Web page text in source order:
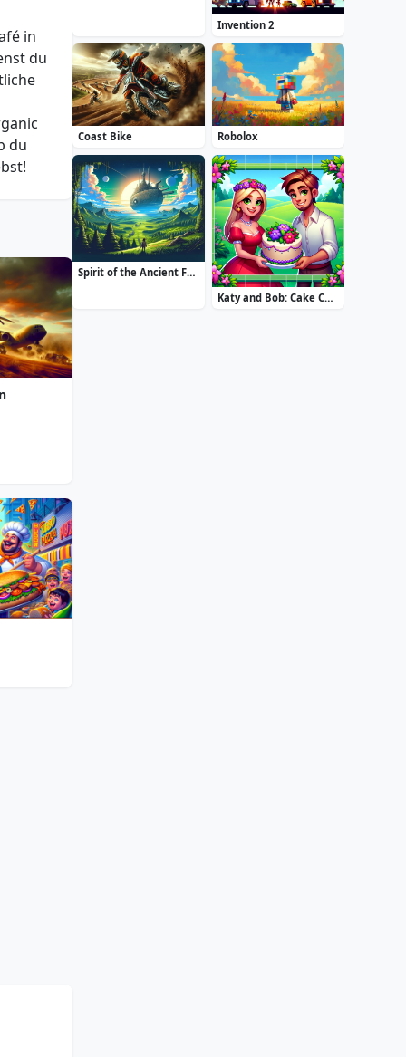
in
du
du
Invention 2
Coast Bike Robolox
Spirit of the Ancient Forest
Katy and Bob: Cake Cafe